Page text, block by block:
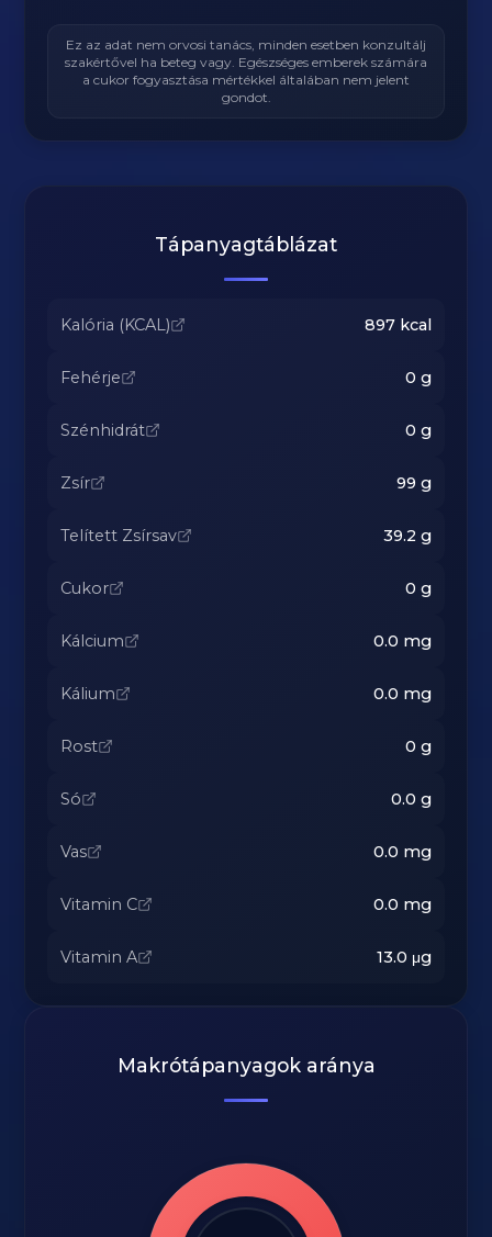
Ez az adat nem orvosi tanács, minden esetben konzultálj
szakértővel ha beteg vagy. Egészséges emberek számára
a cukor fogyasztása mértékkel általában nem jelent
gondot.
Tápanyagtáblázat
Kalória (KCAL) 897kcal
Fehérje 0 g
Szénhidrát 0 g
Zsír 99 g
Telített Zsírsav 39.2 g
Cukor 0 g
Kálcium 0.0 mg
Kálium 0.0 mg
Rost 0 g
Só 0.0 g
Vas 0.0 mg
Vitamin C 0.0 mg
Vitamin A 13.0 μg
Makrótápanyagok aránya